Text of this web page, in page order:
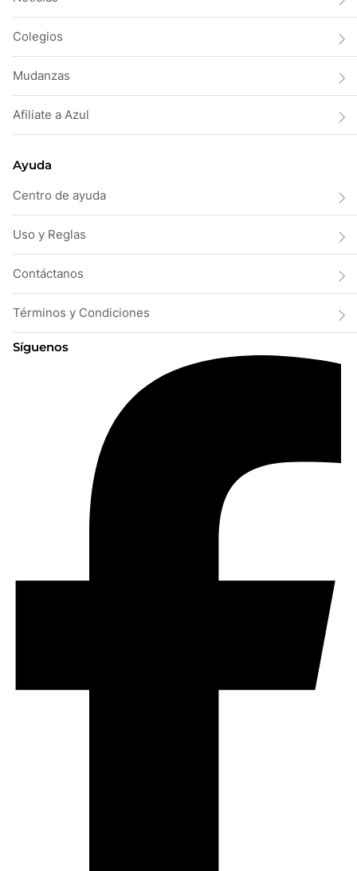
Colegios
Mudanzas
Afiliate a Azul
Ayuda
Centro de ayuda
Uso y Reglas
Contáctanos
Términos y Condiciones
Síguenos